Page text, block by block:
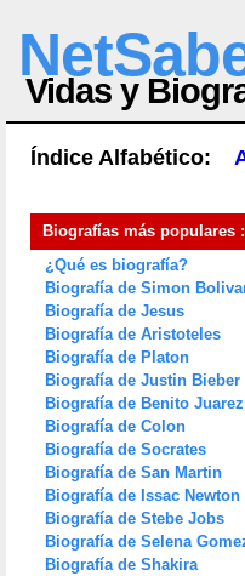
Vidas y
Índice Alfabético:
Biografías más populares :
¿Qué es biografía?
Biografía de Simon
Biografía de Jesus
Biografía de Aristoteles
Biografía de Platon
Biografía de Justin Bieber
Biografía de Benito Juarez
Biografía de Colon
Biografía de Socrates
Biografía de San Martin
Biografía de Issac Newton
Biografía de Stebe Jobs
Biografía de Selena
Biografía de Shakira